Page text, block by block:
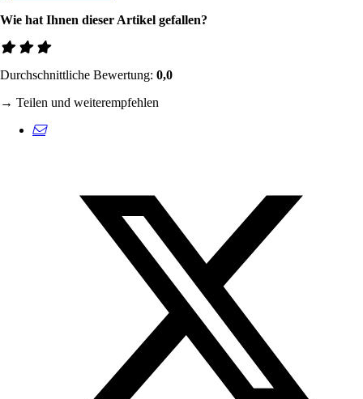
Wie hat Ihnen dieser Artikel gefallen?
Durchschnittliche Bewertung: 0,0
→ Teilen und weiterempfehlen